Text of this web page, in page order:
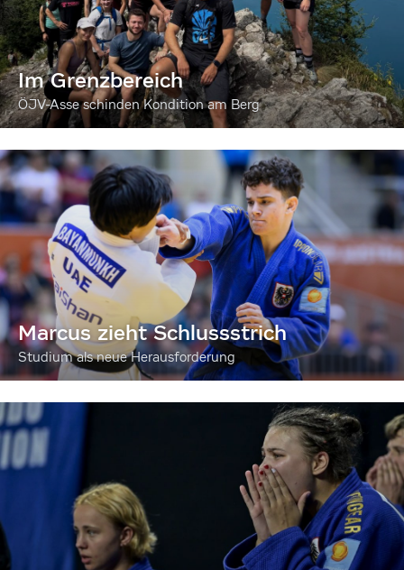
Im Grenzbereich
ÖJV-Asse schinden Kondition am Berg
Marcus zieht Schlussstrich
Studium als neue Herausforderung